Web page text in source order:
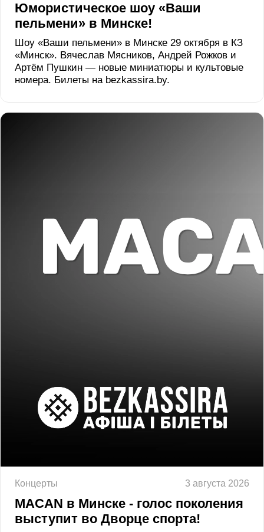
Юмористическое шоу «Ваши
пельмени» в Минске!
Шоу «Ваши пельмени» в Минске 29 октября в КЗ
«Минск». Вячеслав Мясников, Андрей Рожков и
Артём Пушкин — новые миниатюры и культовые
номера. Билеты на bezkassira.by.
Концерты 3 августа 2026
MACAN в Минске - голос поколения
выступит во Дворце спорта!